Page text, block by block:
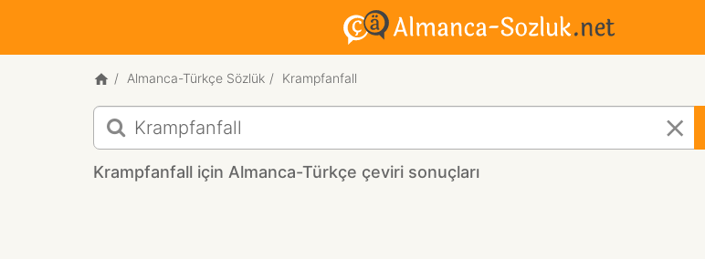
Almanca-Türkçe Sözlük Krampfanfall
Krampfanfall
için
Almanca-
Türkçe
Krampfanfall için Almanca-Türkçe çeviri sonuçları